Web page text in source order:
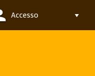
Accesso